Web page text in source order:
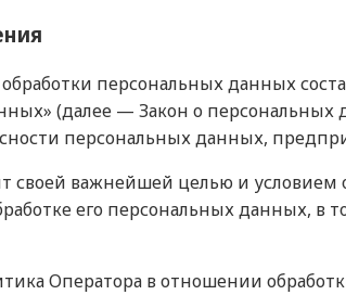
персональных данных
(далее — Закон о
персональных данных,
своей важнейшей целью и
его персональных данных,
Оператора в отношении